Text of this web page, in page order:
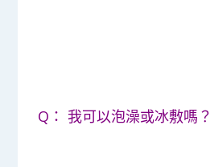
Q： 我可以泡澡或冰敷嗎？